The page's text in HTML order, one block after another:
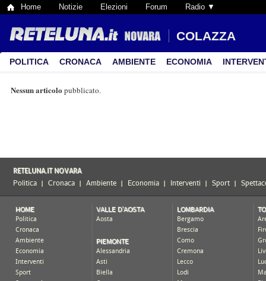
Home Notizie Elezioni Forum Radio ▼
COLAZZA
POLITICA CRONACA AMBIENTE ECONOMIA
Nessun articolo pubblicato.